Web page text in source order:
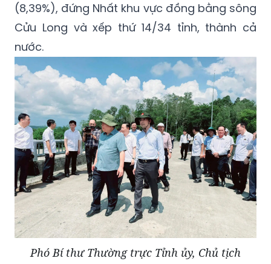
(8,39%), đứng Nhất khu vực đồng bằng sông
Cửu Long và xếp thứ 14/34 tỉnh, thành cả
nước.
Phó Bí thư Thường trực Tỉnh ủy, Chủ tịch